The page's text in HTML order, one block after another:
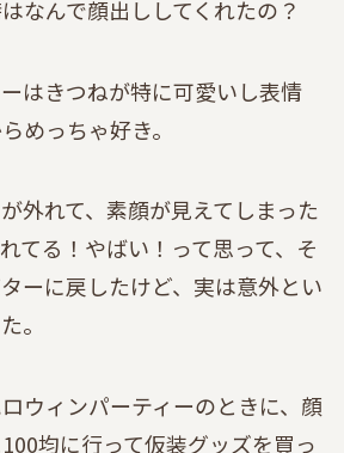
なんで顔出ししてくれたの？
ーはきつねが特に可愛いし表情
めっちゃ好き。
外れて、素顔が見えてしまった
てる！やばい！って思って、そ
ーに戻したけど、実は意外とい
。
ウィンパーティーのときに、顔
均に行って仮装グッズを買っ